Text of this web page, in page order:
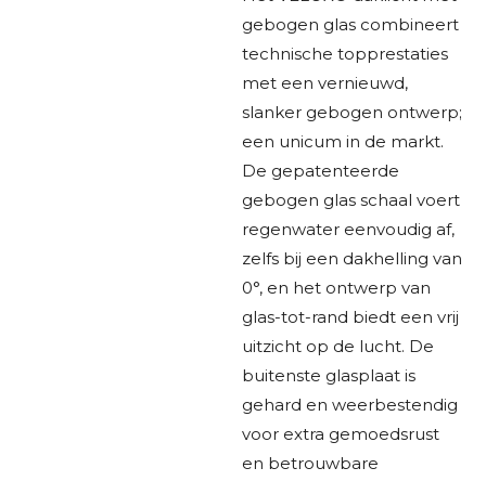
gebogen glas combineert
technische topprestaties
met een vernieuwd,
slanker gebogen ontwerp;
een unicum in de markt.
De gepatenteerde
gebogen glas schaal voert
regenwater eenvoudig af,
zelfs bij een dakhelling van
0°, en het ontwerp van
glas-tot-rand biedt een vrij
uitzicht op de lucht. De
buitenste glasplaat is
gehard en weerbestendig
voor extra gemoedsrust
en betrouwbare